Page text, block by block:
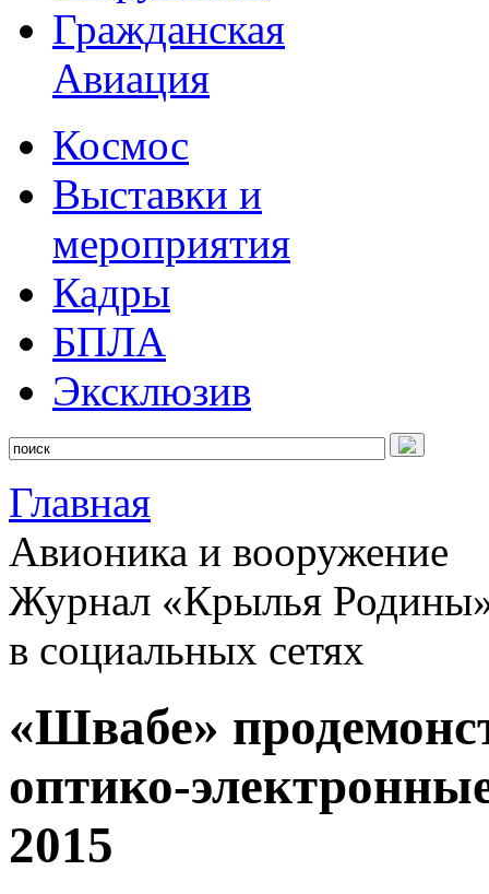
Гражданская
Авиация
Космос
Выставки и
мероприятия
Кадры
БПЛА
Эксклюзив
Главная
Авионика и вооружение
Журнал «Крылья
в социальных сетях
«Швабе»
оптико-
2015